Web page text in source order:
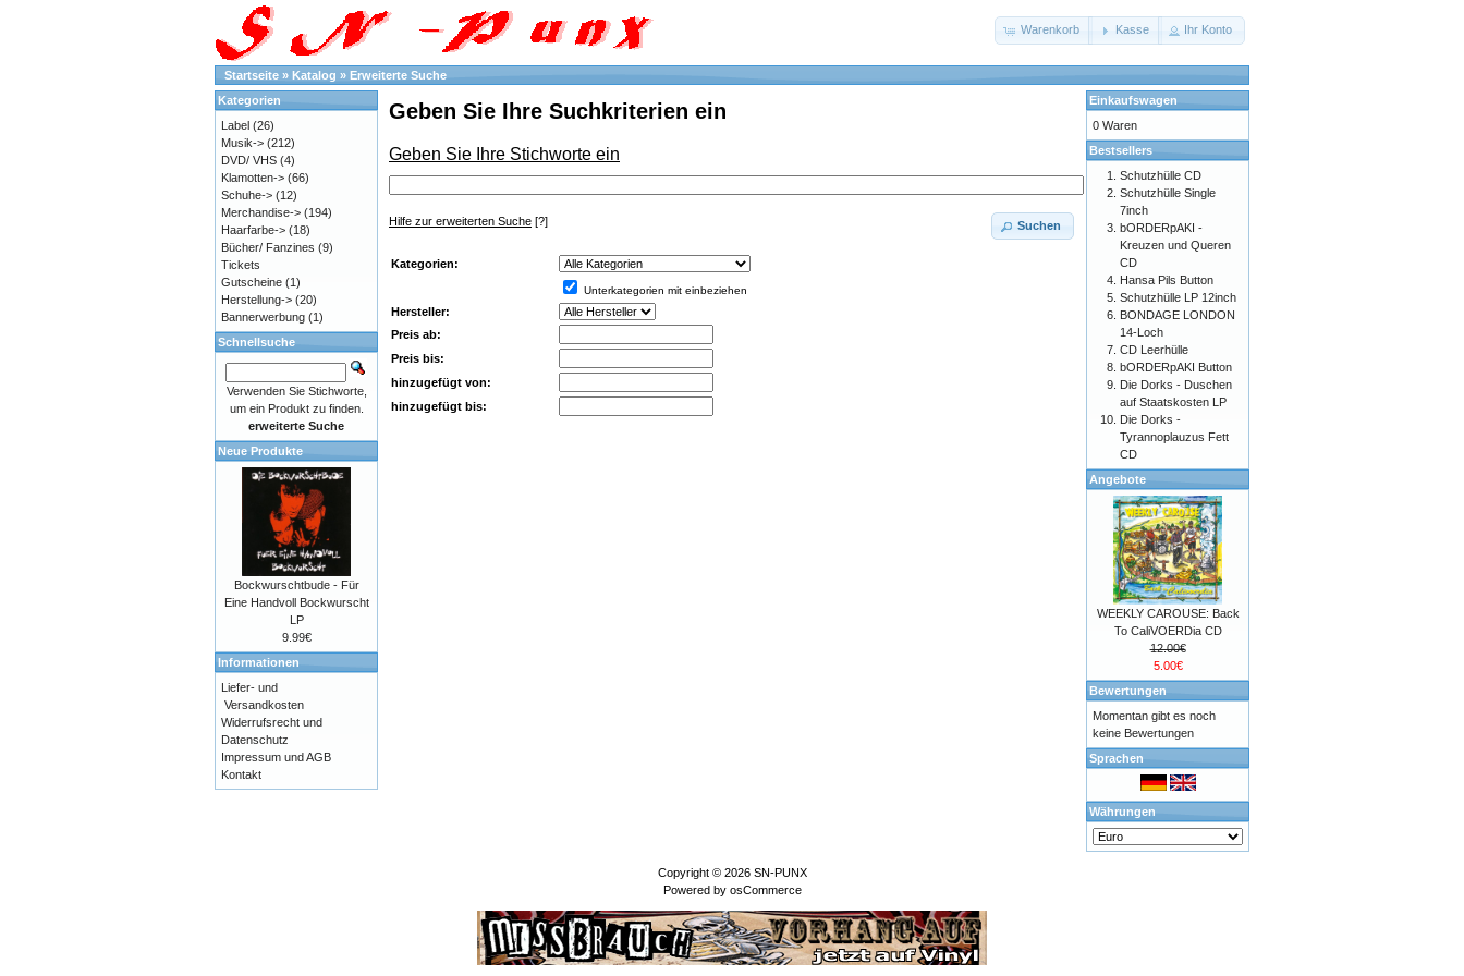
Warenkorb Kasse Ihr Konto
Startseite » Katalog » Erweiterte Suche
Geben Sie Ihre Suchkriterien ein
Geben Sie Ihre Stichworte ein
Hilfe zur erweiterten Suche [?] Suchen
Kategorien:
Unterkategorien mit einbeziehen
Hersteller:
Preis ab:
Preis bis:
hinzugefügt von:
hinzugefügt bis:
Kategorien
Label (26)
Musik-> (212)
DVD/ VHS (4)
Klamotten-> (66)
Schuhe-> (12)
Merchandise-> (194)
Haarfarbe-> (18)
Bücher/ Fanzines (9)
Tickets
Gutscheine (1)
Herstellung-> (20)
Bannerwerbung (1)
Schnellsuche
Verwenden Sie Stichworte,
um ein Produkt zu finden.
erweiterte Suche
Neue Produkte
Bockwurschtbude - Für
Eine Handvoll Bockwurscht
LP
9.99€
Informationen
Liefer- und
Versandkosten
Widerrufsrecht und
Datenschutz
Impressum und AGB
Kontakt
Einkaufswagen
0 Waren
Bestsellers
Schutzhülle CD
Schutzhülle Single
7inch
bORDERpAKI -
Kreuzen und Queren
CD
Hansa Pils Button
Schutzhülle LP 12inch
BONDAGE LONDON
14-Loch
CD Leerhülle
bORDERpAKI Button
Die Dorks - Duschen
auf Staatskosten LP
Die Dorks -
Tyrannoplauzus Fett
CD
Angebote
WEEKLY CAROUSE: Back
To CaliVOERDia CD
12.00€
5.00€
Bewertungen
Momentan gibt es noch
keine Bewertungen
Sprachen
Währungen
Copyright © 2026 SN-PUNX
Powered by osCommerce